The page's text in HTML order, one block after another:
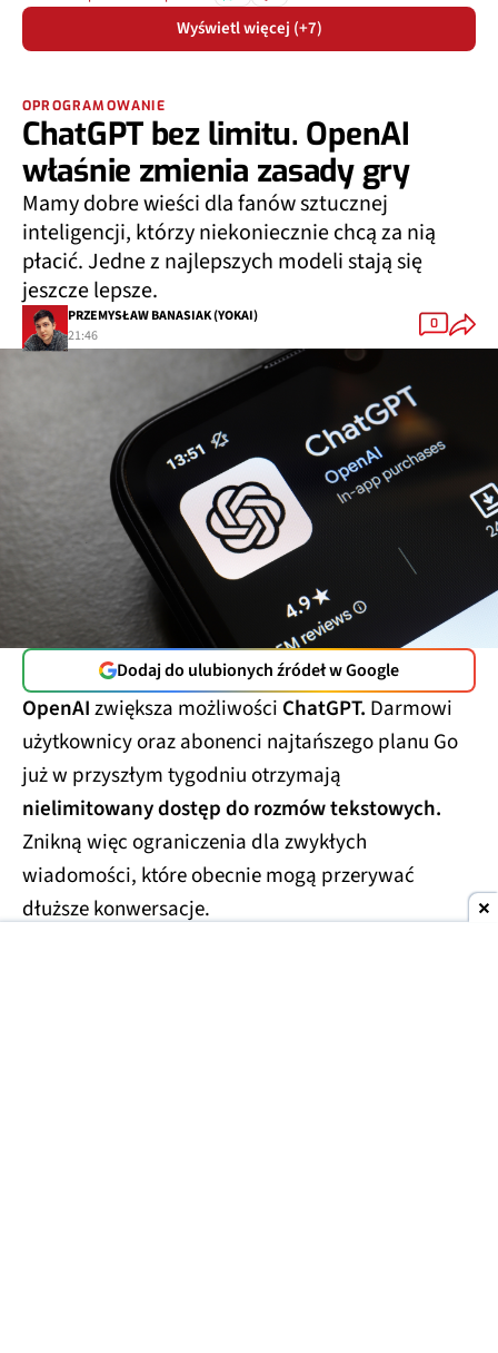
Wyświetl więcej (+7)
OPROGRAMOWANIE
ChatGPT bez limitu. OpenAI
właśnie zmienia zasady gry
Mamy dobre wieści dla fanów sztucznej
inteligencji, którzy niekoniecznie chcą za nią
płacić. Jedne z najlepszych modeli stają się
jeszcze lepsze.
PRZEMYSŁAW BANASIAK (YOKAI)
21:46
0
Dodaj do ulubionych źródeł w Google
OpenAIzwiększa możliwości ChatGPT. Darmowi
użytkownicy oraz abonenci najtańszego planu Go
już w przyszłym tygodniu otrzymają
nielimitowany dostęp do rozmów tekstowych.
Znikną więc ograniczenia dla zwykłych
wiadomości, które obecnie mogą przerywać
dłuższe konwersacje.